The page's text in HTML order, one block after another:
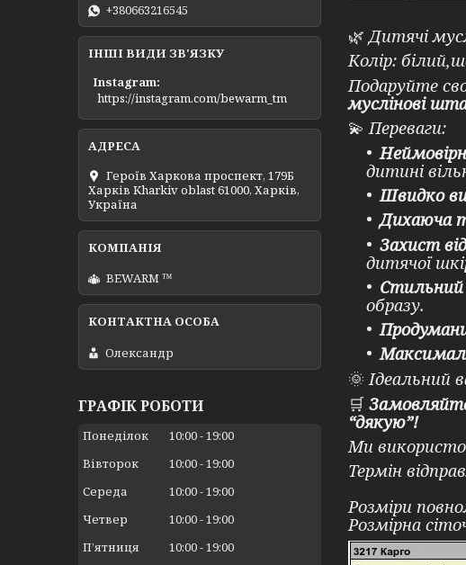
🌿 Дитячі
Колір:
Подаруйте
муслінові
💫 Переваги:
дитині
Швидко
Дихаюча
Захист
дитячої
Стильний
образу.
🌞 Ідеальний
🛒
“дякую”!
Ми
Термін
Розміри
Розмірна
+380663216545
ІНШІ ВИДИ ЗВ'ЯЗКУ
Instagram
https://instagram.com/bewarm_tm
Героїв Харкова проспект, 179Б
Харків Kharkiv oblast 61000, Харків,
Україна
BEWARM ™
Олександр
ГРАФІК РОБОТИ
Понеділок 10:00 19:00
Вівторок
10:00 19:00
Середа
10:00 19:00
Четвер
10:00 19:00
Пʼятниця
10:00 19:00